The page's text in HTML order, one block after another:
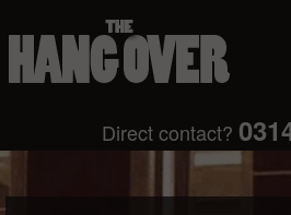
Direct contact?